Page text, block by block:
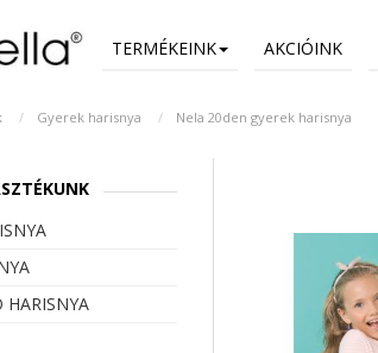
TERMÉKEINK AKCIÓINK
Gyerek harisnya Nela 20den gyerek harisnya
HARISNYA